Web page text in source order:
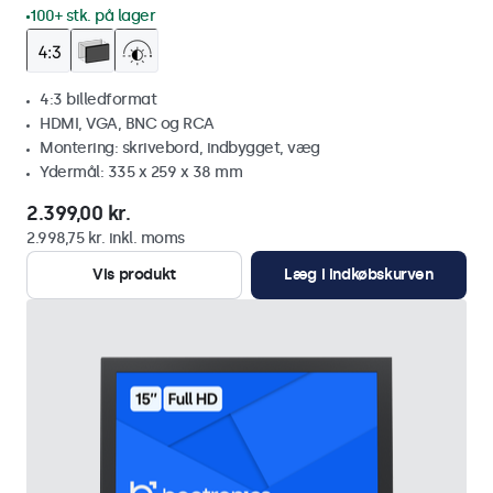
100+ stk. på lager
4:3 billedformat
HDMI, VGA, BNC og RCA
Montering: skrivebord, indbygget, væg
Ydermål: 335 x 259 x 38 mm
2.399,00 kr.
2.998,75 kr. inkl. moms
Vis produkt
Læg i indkøbskurven